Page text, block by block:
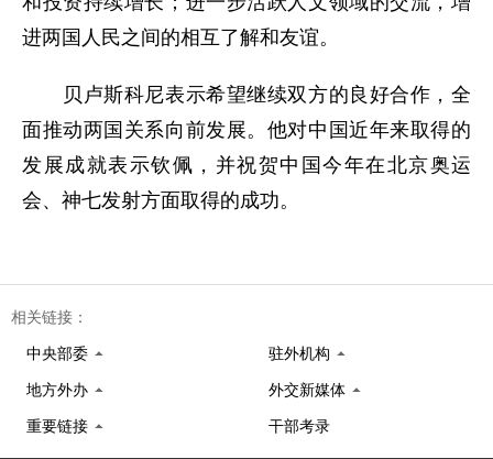
进两国人民之间的相互了解和友谊。
贝卢斯科尼表示希望继续双方的良好合作，全
面推动两国关系向前发展。他对中国近年来取得的
发展成就表示钦佩，并祝贺中国今年在北京奥运
会、神七发射方面取得的成功。
相关链接：
中央部委 驻外机构
地方外办 外交新媒体
重要链接 干部考录